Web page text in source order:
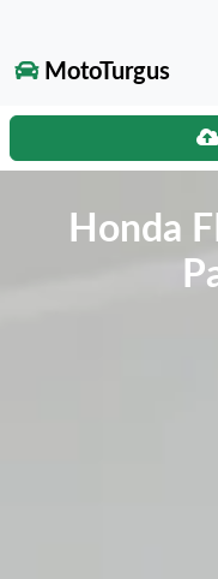
MotoTurgus
Honda